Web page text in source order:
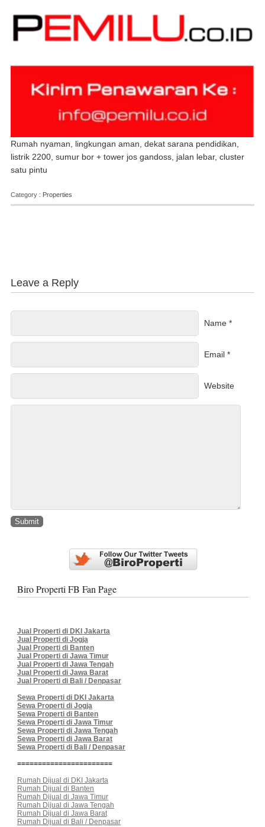
Rumah nyaman, lingkungan aman, dekat sarana pendidikan,
listrik 2200, sumur bor + tower jos gandoss, jalan lebar, cluster
satu pintu
Category : Properties
Leave a Reply
Name *
Email *
Website
Biro Properti FB Fan Page
Jual Properti di DKI Jakarta
Jual Properti di Jogja
Jual Properti di Banten
Jual Properti di Jawa Timur
Jual Properti di Jawa Tengah
Jual Properti di Jawa Barat
Jual Properti di Bali / Denpasar
Sewa Properti di DKI Jakarta
Sewa Properti di Jogja
Sewa Properti di Banten
Sewa Properti di Jawa Timur
Sewa Properti di Jawa Tengah
Sewa Properti di Jawa Barat
Sewa Properti di Bali / Denpasar
=======================
Rumah Dijual di DKI Jakarta
Rumah Dijual di Banten
Rumah Dijual di Jawa Timur
Rumah Dijual di Jawa Tengah
Rumah Dijual di Jawa Barat
Rumah Dijual di Bali / Denpasar